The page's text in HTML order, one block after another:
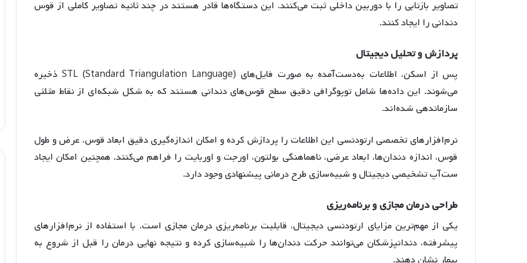
تصاویر بازتابی را با دوربین داخلی ثبت می‌کنند. این دستگاه‌ها قادر هستند در چند ثانیه تصاویر کاملی از قوس
دندانی را ایجاد کنند.
پردازشوتحلیلدیجیتال
پس از اسکن، اطلاعات به‌دست‌آمده به صورت فایل‌های STL (Standard Triangulation Language) ذخیره
می‌شوند. این داده‌ها شامل توپوگرافی دقیق سطح قوس‌های دندانی هستند که به شکل شبکه‌ای از نقاط مثلثی
سازماندهی شده‌اند.
نرم‌افزارهای تخصصی ارتودنسی این اطلاعات را پردازش کرده و امکان اندازه‌گیری دقیق ابعاد قوس، عرض و طول
قوس، اندازه دندان‌ها، ابعاد عرضی، ناهماهنگی بولتون، اورجت و اوربایت را فراهم می‌کنند. همچنین امکان ایجاد
ست‌آپ تشخیصی دیجیتال و شبیه‌سازی طرح درمانی پیشنهادی وجود دارد.
طراحیدرمانمجازیوبرنامهریزی
یکی از مهم‌ترین مزایای ارتودنسی دیجیتال، قابلیت برنامه‌ریزی درمان مجازی است. با استفاده از نرم‌افزارهای
پیشرفته، دندانپزشکان می‌توانند حرکت دندان‌ها را شبیه‌سازی کرده و نتیجه نهایی درمان را قبل از شروع به
بیمار نشان دهند.